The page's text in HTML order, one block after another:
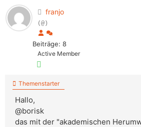
franjo
(@)
Beiträge: 8
Active Member
Themenstarter
Hallo,
@borisk
das mit der "akademischen